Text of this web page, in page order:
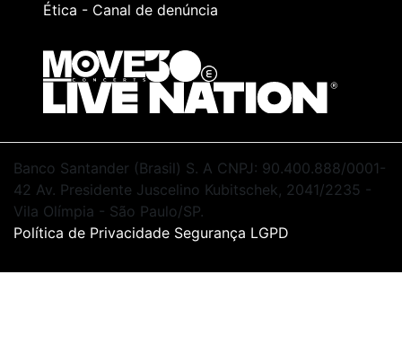
Ética - Canal de denúncia
Banco Santander (Brasil) S. A CNPJ: 90.400.888/0001-
42 Av. Presidente Juscelino Kubitschek, 2041/2235 -
Vila Olímpia - São Paulo/SP.
Política de Privacidade Segurança LGPD